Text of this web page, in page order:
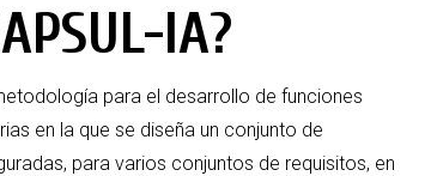
IA?
para el desarrollo de funciones
en la que se diseña un conjunto de
para varios conjuntos de requisitos, en